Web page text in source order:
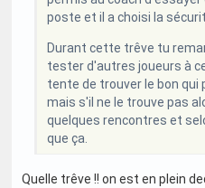
poste et il a choisi la
Durant cette trêve tu
tester d'autres joueurs à
tente de trouver le bon qui
mais s'il ne le trouve pas
quelques rencontres et
que ça.
Quelle trêve !! on est en plein